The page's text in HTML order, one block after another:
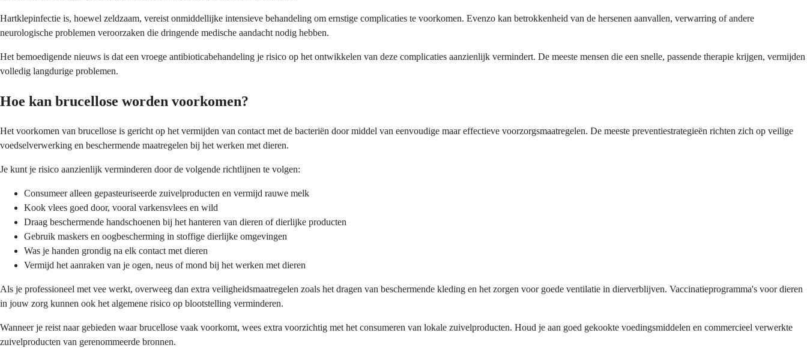
Hartklepinfectie is, hoewel zeldzaam, vereist onmiddellijke intensieve behandeling om ernstige complicaties te voorkomen. Evenzo kan betrokkenheid van de hersenen aanvallen, verwarring of andere
neurologische problemen veroorzaken die dringende medische aandacht nodig hebben.
Het bemoedigende nieuws is dat een vroege antibioticabehandeling je risico op het ontwikkelen van deze complicaties aanzienlijk vermindert. De meeste mensen die een snelle, passende therapie krijgen, vermijden
volledig langdurige problemen.
Hoe kan brucellose worden voorkomen?
Het voorkomen van brucellose is gericht op het vermijden van contact met de bacteriën door middel van eenvoudige maar effectieve voorzorgsmaatregelen. De meeste preventiestrategieën richten zich op veilige
voedselverwerking en beschermende maatregelen bij het werken met dieren.
Je kunt je risico aanzienlijk verminderen door de volgende richtlijnen te volgen:
Consumeer alleen gepasteuriseerde zuivelproducten en vermijd rauwe melk
Kook vlees goed door, vooral varkensvlees en wild
Draag beschermende handschoenen bij het hanteren van dieren of dierlijke producten
Gebruik maskers en oogbescherming in stoffige dierlijke omgevingen
Was je handen grondig na elk contact met dieren
Vermijd het aanraken van je ogen, neus of mond bij het werken met dieren
Als je professioneel met vee werkt, overweeg dan extra veiligheidsmaatregelen zoals het dragen van beschermende kleding en het zorgen voor goede ventilatie in dierverblijven. Vaccinatieprogramma's voor dieren
in jouw zorg kunnen ook het algemene risico op blootstelling verminderen.
Wanneer je reist naar gebieden waar brucellose vaak voorkomt, wees extra voorzichtig met het consumeren van lokale zuivelproducten. Houd je aan goed gekookte voedingsmiddelen en commercieel verwerkte
zuivelproducten van gerenommeerde bronnen.